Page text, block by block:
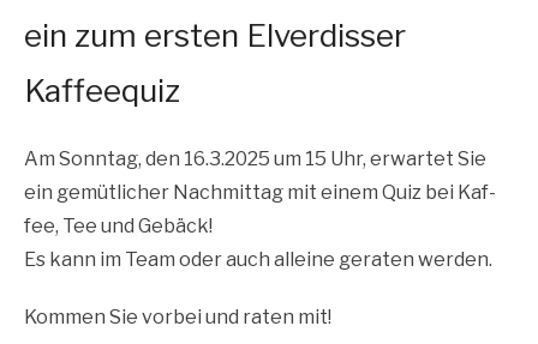
ein zum ersten Elverdisser
Kaffeequiz
Am Sonn­tag, den 16.3.2025 um 15 Uhr, erwar­tet Sie
ein gemüt­li­cher Nach­mit­tag mit einem Quiz bei Kaf­
fee, Tee und Gebäck!
Es kann im Team oder auch allei­ne gera­ten werden.
Kom­men Sie vor­bei und raten mit!